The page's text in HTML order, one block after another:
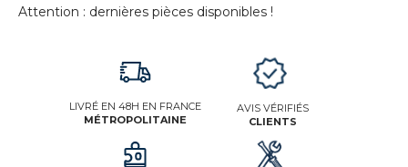
Attention : dernières pièces disponibles !
LIVRÉ EN 48H EN FRANCE
MÉTROPOLITAINE
AVIS VÉRIFIÉS
CLIENTS